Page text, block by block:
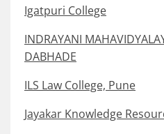
Igatpuri College
INDRAYANI
DABHADE
ILS Law College, Pune
Jayakar Knowledge